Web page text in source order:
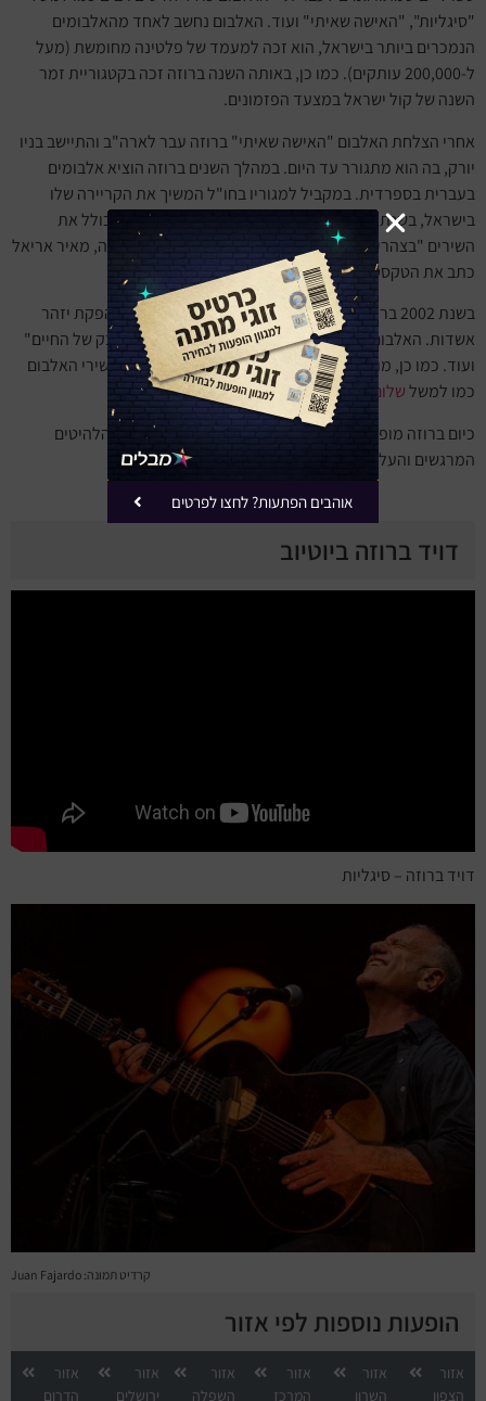
"סיגליות", "האישה שאיתי" ועוד. האלבום נחשב לאחד מהאלבומים
הנמכרים ביותר בישראל, הוא זכה למעמד של פלטינה מחומשת (מעל
ל-200,000 עותקים). כמו כן, באותה השנה ברוזה זכה בקטגוריית זמר
השנה של קול ישראל במצעד הפזמונים.
אחרי הצלחת האלבום "האישה שאיתי" ברוזה עבר לארה"ב והתיישב בניו
יורק, בה הוא מתגורר עד היום. במהלך השנים ברוזה הוציא אלבומים
בעברית בספרדית. במקביל למגוריו בחו"ל המשיך את הקריירה שלו
בישראל, בשנת 1991 יצא אלבומו "נשיקה גנובה" האלבום כולל את
השירים "בצהרי היום" ו"מתחת לשמיים" שזכו להצלחה רבה, מאיר אריאל
כתב את הטקסטים וברוזה הלחין.
בשנת 2002 ברוזה הוציא את אלבומו "זה הכל או כלום", בהפקת יזהר
אשדות. האלבום כולל את הלהיטים "זה הכל או כלום", "אבק של החיים"
ועוד. כמו כן, מוזיקאים מן השורה הראשונה סייעו בכתיבת שירי האלבום
כמו למשלשלום חנוך, יהונתן גפן ומיכה שטרית.
כיום ברוזה מופיע ברחבי הארץ עם מופע מרגש הכולל את הלהיטים
המרגשים והעל זמניים שלו.
דויד ברוזה ביוטיוב
דויד ברוזה – סיגליות
קרדיט תמונה: Juan Fajardo
הופעות נוספות לפי אזור
אזור
הצפון
אזור
השרון
אזור
המרכז
אזור
השפלה
אזור
ירושלים
אזור
הדרום
אוהבים הפתעות? לחצו לפרטים